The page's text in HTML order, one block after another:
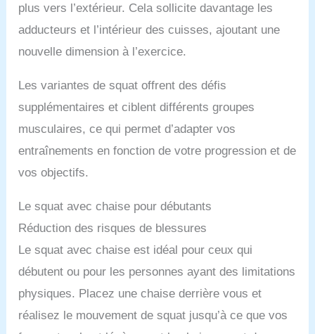
plus vers l’extérieur. Cela sollicite davantage les
adducteurs et l’intérieur des cuisses, ajoutant une
nouvelle dimension à l’exercice.
Les variantes de squat offrent des défis
supplémentaires et ciblent différents groupes
musculaires, ce qui permet d’adapter vos
entraînements en fonction de votre progression et de
vos objectifs.
Le squat avec chaise pour débutants
Réduction des risques de blessures
Le squat avec chaise est idéal pour ceux qui
débutent ou pour les personnes ayant des limitations
physiques. Placez une chaise derrière vous et
réalisez le mouvement de squat jusqu’à ce que vos